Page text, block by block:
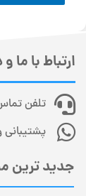
ارتباط با ما
تلفن تماس:
پشتیبانی واتس
جدید ترین